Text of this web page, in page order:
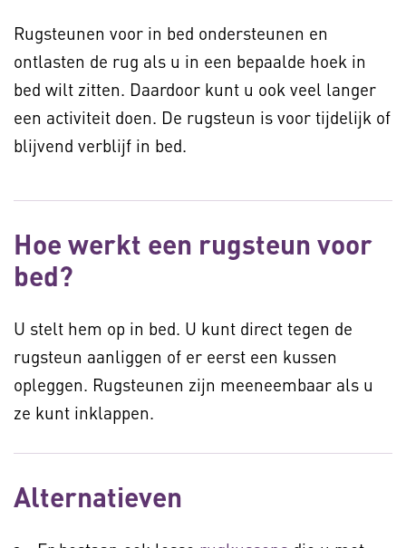
Rugsteunen voor in bed ondersteunen en
ontlasten de rug als u in een bepaalde hoek in
bed wilt zitten. Daardoor kunt u ook veel langer
een activiteit doen. De rugsteun is voor tijdelijk of
blijvend verblijf in bed.
Hoe werkt een rugsteun voor
bed?
U stelt hem op in bed. U kunt direct tegen de
rugsteun aanliggen of er eerst een kussen
opleggen. Rugsteunen zijn meeneembaar als u
ze kunt inklappen.
Alternatieven